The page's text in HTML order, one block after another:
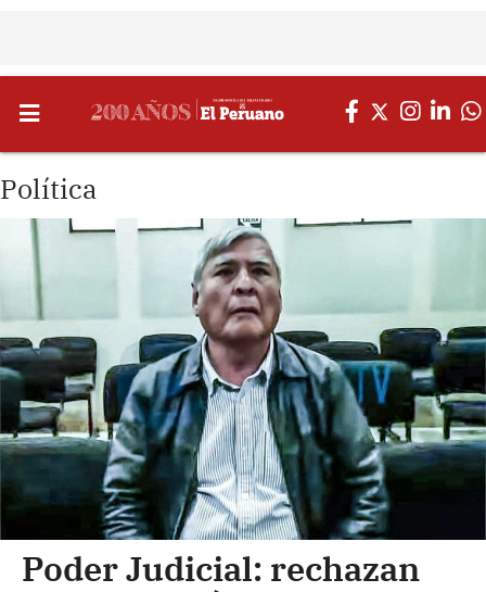
Política
Poder Judicial: rechazan